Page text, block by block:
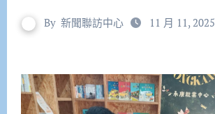
By 新聞聯訪中心 11 月 11, 2025